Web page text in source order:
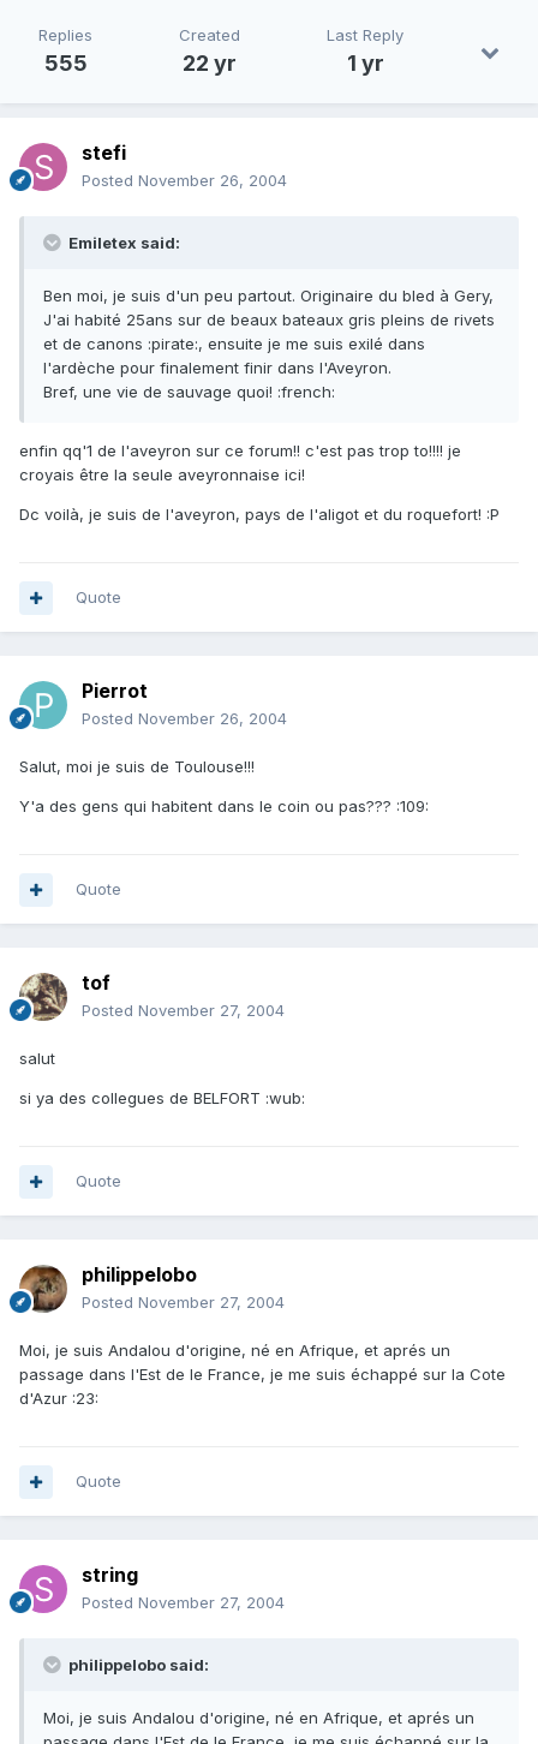
Replies
555
Created
22 yr
Last Reply
1 yr
stefi
Posted November 26, 2004
Emiletex said:
Ben moi, je suis d'un peu partout. Originaire du bled à Gery,
J'ai habité 25ans sur de beaux bateaux gris pleins de rivets
et de canons :pirate:, ensuite je me suis exilé dans
l'ardèche pour finalement finir dans l'Aveyron.
Bref, une vie de sauvage quoi! :french:
enfin qq'1 de l'aveyron sur ce forum!! c'est pas trop to!!!! je
croyais être la seule aveyronnaise ici!
Dc voilà, je suis de l'aveyron, pays de l'aligot et du roquefort! :P
Quote
Pierrot
Posted November 26, 2004
Salut, moi je suis de Toulouse!!!
Y'a des gens qui habitent dans le coin ou pas??? :109:
Quote
tof
Posted November 27, 2004
salut
si ya des collegues de BELFORT :wub:
Quote
philippelobo
Posted November 27, 2004
Moi, je suis Andalou d'origine, né en Afrique, et aprés un
passage dans l'Est de le France, je me suis échappé sur la Cote
d'Azur :23:
Quote
string
Posted November 27, 2004
philippelobo said:
Moi, je suis Andalou d'origine, né en Afrique, et aprés un